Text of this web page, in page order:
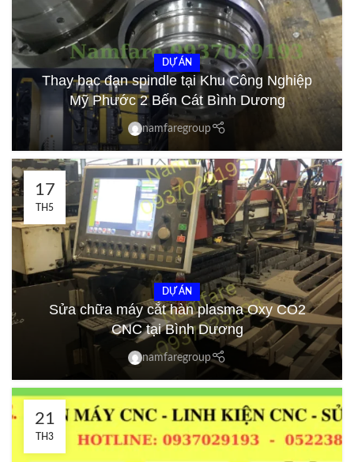
DỰ ÁN
Thay bạc đạn spindle tại Khu Công Nghiệp
Mỹ Phước 2 Bến Cát Bình Dương
namfaregroup
17
TH5
DỰ ÁN
Sửa chữa máy cắt hàn plasma Oxy CO2
CNC tại Bình Dương
namfaregroup
21
TH3